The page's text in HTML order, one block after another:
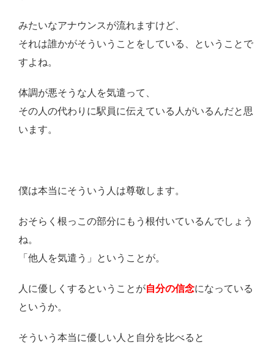
みたいなアナウンスが流れますけど、
それは誰かがそういうことをしている、ということで
すよね。
体調が悪そうな人を気遣って、
その人の代わりに駅員に伝えている人がいるんだと思
います。
僕は本当にそういう人は尊敬します。
おそらく根っこの部分にもう根付いているんでしょう
ね。
「他人を気遣う」ということが。
人に優しくするということが自分の信念になっている
というか。
そういう本当に優しい人と自分を比べると